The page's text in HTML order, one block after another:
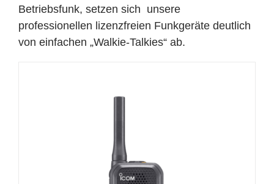
Betriebsfunk, setzen sich unsere
professionellen lizenzfreien Funkgeräte deutlich
von einfachen „Walkie-Talkies“ ab.